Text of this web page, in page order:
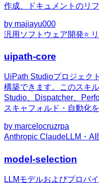
作成、ドキュメントのリ
by majiayu000
汎用 ソフトウェア開発⭐
uipath-core
UiPath Studioプロジェク
構築できます。このスキ
Studio、Dispatcher、
スキャフォルド・自動化
by marcelocruzrpa
Anthropic ClaudeLLM・AI
model-selection
LLMモデルおよびプロバ